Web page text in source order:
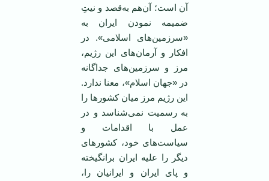
آن است؛ آن‌هم به‌قصد و نیتِ
ضمیمه نمودن ایران به
«سرزمین‌های اسلامی». در
افکار و آرمان‌های این رژیم،
مرز و سرزمین‌های جداگانه
در «جهان اسلام»، معنا ندارد.
این رژیم مرز میان کشورها را
به رسمیت نمی‌شناسد و در
عمل با اقدامات و
سیاست‌های خود، کشورهای
دیگر را علیه ایران برانگیخته
و پای ایران و ایرانیان را،